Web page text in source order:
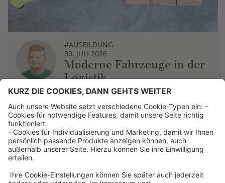
#AUSBILDUNG
30. JULI 2026
Moderne Fahrzeuge in der
Logistik